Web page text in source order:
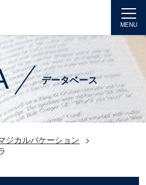
MENU
データベース
ジカルバケーション